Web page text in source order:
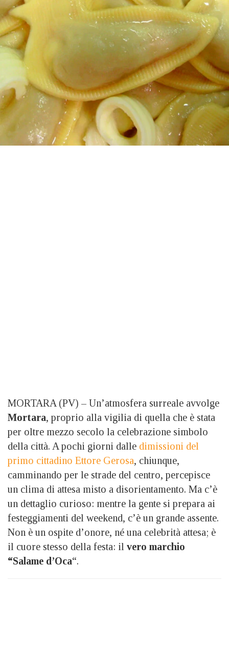
MORTARA (PV) – Un’atmosfera surreale avvolge
Mortara, proprio alla vigilia di quella che è stata
per oltre mezzo secolo la celebrazione simbolo
della città. A pochi giorni dalle dimissioni del
primo cittadino Ettore Gerosa, chiunque,
camminando per le strade del centro, percepisce
un clima di attesa misto a disorientamento. Ma c’è
un dettaglio curioso: mentre la gente si prepara ai
festeggiamenti del weekend, c’è un grande assente.
Non è un ospite d’onore, né una celebrità attesa; è
il cuore stesso della festa: il vero marchio
“Salame d’Oca“.